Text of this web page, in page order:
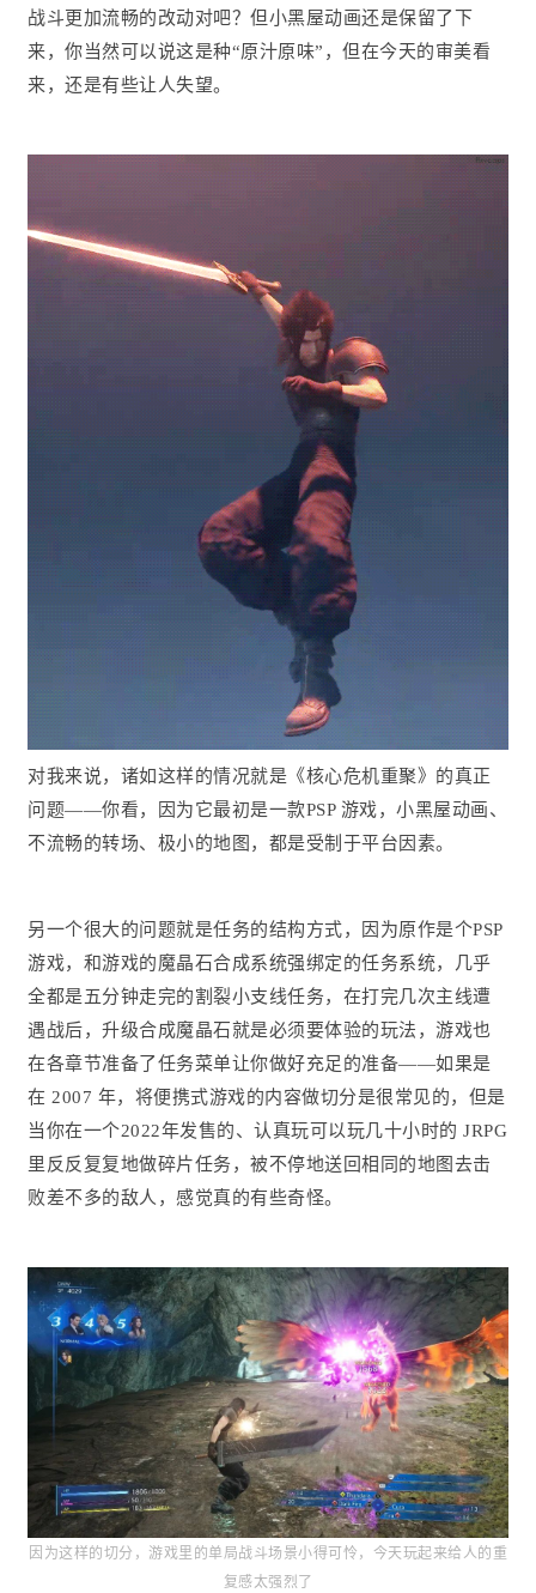
战斗更加流畅的改动对吧？但小黑屋动画还是保留了下
来，你当然可以说这是种“原汁原味”，但在今天的审美看
来，还是有些让人失望。
对我来说，诸如这样的情况就是《核心危机重聚》的真正
问题——你看，因为它最初是一款PSP 游戏，小黑屋动画、
不流畅的转场、极小的地图，都是受制于平台因素。
另一个很大的问题就是任务的结构方式，因为原作是个PSP
游戏，和游戏的魔晶石合成系统强绑定的任务系统，几乎
全都是五分钟走完的割裂小支线任务，在打完几次主线遭
遇战后，升级合成魔晶石就是必须要体验的玩法，游戏也
在各章节准备了任务菜单让你做好充足的准备——如果是
在 2007 年，将便携式游戏的内容做切分是很常见的，但是
当你在一个2022年发售的、认真玩可以玩几十小时的 JRPG
里反反复复地做碎片任务，被不停地送回相同的地图去击
败差不多的敌人，感觉真的有些奇怪。
因为这样的切分，游戏里的单局战斗场景小得可怜，今天玩起来给人的重
复感太强烈了